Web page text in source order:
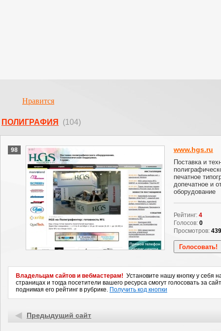
Нравится
ПОЛИГРАФИЯ (104)
98 www.hgs.ru
Поставка и
печатное
допечатное и
оборудование
Рейтинг: 4
Голосов: 0
Просмотров:
Владельцам сайтов и вебмастерам! Установите нашу кнопку у себя
страницах и тогда посетители вашего ресурса смогут голосовать за
поднимая его рейтинг в рубрике. Получить код кнопки
Предыдущий сайт